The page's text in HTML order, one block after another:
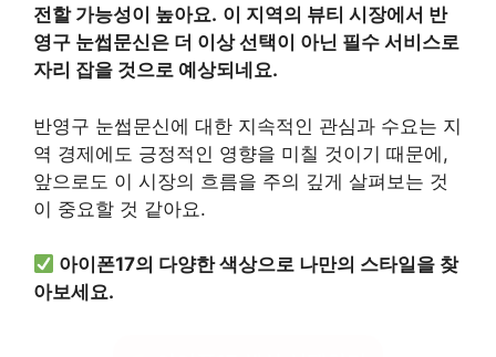
전할 가능성이 높아요. 이 지역의 뷰티 시장에서 반
영구 눈썹문신은 더 이상 선택이 아닌 필수 서비스로
자리 잡을 것으로 예상되네요.
반영구 눈썹문신에 대한 지속적인 관심과 수요는 지
역 경제에도 긍정적인 영향을 미칠 것이기 때문에,
앞으로도 이 시장의 흐름을 주의 깊게 살펴보는 것
이 중요할 것 같아요.
아이폰17의 다양한 색상으로 나만의 스타일을 찾
아보세요.